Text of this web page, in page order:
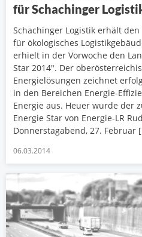
für Schachinger
Schachinger Logistik erhält
für ökologisches
erhielt in der Vorwoche den
Star 2014". Der
Energielösungen zeichnet
in den Bereichen Energie-
Energie aus. Heuer wurde der
Energie Star von Energie-LR
Donnerstagabend, 27. Februar
06.03.2014